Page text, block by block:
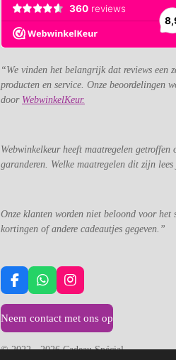
“We vinden het belangrijk dat reviews een
producten en service. Onze beoordelingen
door WebwinkelKeur.
Webwinkelkeur heeft maatregelen getroffen
garanderen. Welke maatregelen dit zijn lees
Onze klanten worden niet beloond voor het
kortingen of andere cadeautjes gegeven.”
F
e
o
W
t
A
I
t
g
Neem contact met ons op
© 2022 - 2026 Cadeau Spécial